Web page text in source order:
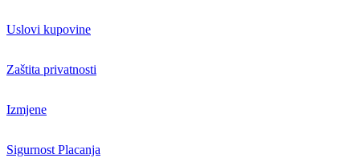
Uslovi kupovine
Zaštita privatnosti
Izmjene
Sigurnost Placanja